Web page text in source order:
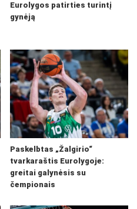
Eurolygos patirties turintį
gynėją
Paskelbtas „Žalgirio“
tvarkaraštis Eurolygoje:
greitai galynėsis su
čempionais